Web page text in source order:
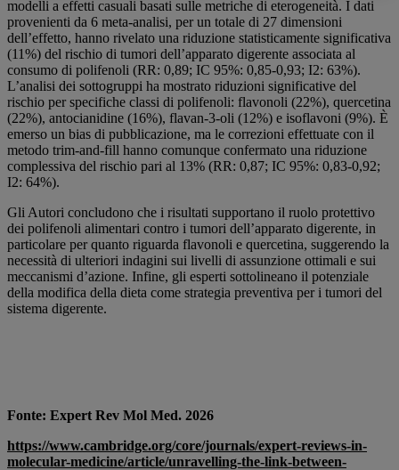
modelli a effetti casuali basati sulle metriche di eterogeneità. I dati
provenienti da 6 meta-analisi, per un totale di 27 dimensioni
dell’effetto, hanno rivelato una riduzione statisticamente significativa
(11%) del rischio di tumori dell’apparato digerente associata al
consumo di polifenoli (RR: 0,89; IC 95%: 0,85-0,93; I2: 63%).
L’analisi dei sottogruppi ha mostrato riduzioni significative del
rischio per specifiche classi di polifenoli: flavonoli (22%), quercetina
(22%), antocianidine (16%), flavan-3-oli (12%) e isoflavoni (9%). È
emerso un bias di pubblicazione, ma le correzioni effettuate con il
metodo trim-and-fill hanno comunque confermato una riduzione
complessiva del rischio pari al 13% (RR: 0,87; IC 95%: 0,83-0,92;
I2: 64%).
Gli Autori concludono che i risultati supportano il ruolo protettivo
dei polifenoli alimentari contro i tumori dell’apparato digerente, in
particolare per quanto riguarda flavonoli e quercetina, suggerendo la
necessità di ulteriori indagini sui livelli di assunzione ottimali e sui
meccanismi d’azione. Infine, gli esperti sottolineano il potenziale
della modifica della dieta come strategia preventiva per i tumori del
sistema digerente.
Fonte: Expert Rev Mol Med. 2026
https://www.cambridge.org/core/journals/expert-reviews-in-
molecular-medicine/article/unravelling-the-link-between-